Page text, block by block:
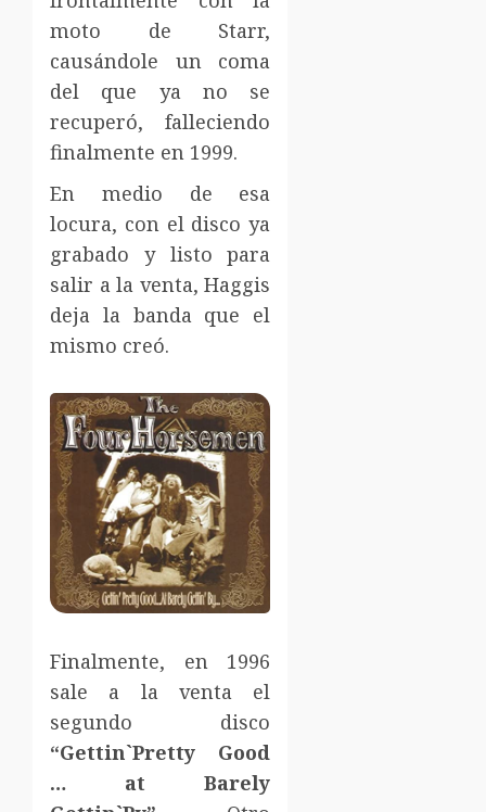
moto de Starr,
causándole un coma
del que ya no se
recuperó, falleciendo
finalmente en 1999.
En medio de esa
locura, con el disco ya
grabado y listo para
salir a la venta, Haggis
deja la banda que el
mismo creó.
Finalmente, en 1996
sale a la venta el
segundo disco
“Gettin`Pretty Good
… at Barely